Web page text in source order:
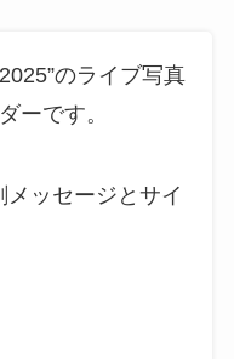
のライブ写真
ーです。
ッセージとサイ